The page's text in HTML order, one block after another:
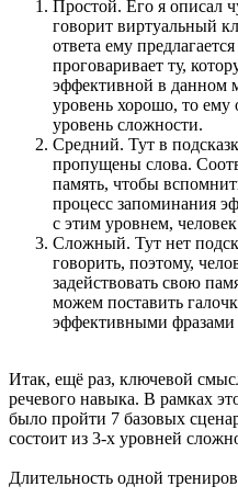
Простой. Его я описал
говорит виртуальный
ответа ему
проговаривает ту,
эффективной в данном
уровень хорошо, то
уровень сложности.
Средний. Тут в
пропущены слова.
память, чтобы
процесс запоминания
с этим уровнем,
Сложный. Тут нет
говорить, поэтому,
задействовать свою
можем поставить
эффективными фразами
Итак, ещё раз, ключевой
речевого навыка. В рамках
было пройти 7 базовых
состоит из 3-х уровней
Длительность одной